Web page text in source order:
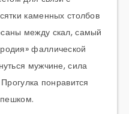
каменных столбов
между скал, самый
фаллической
мужчине, сила
понравится